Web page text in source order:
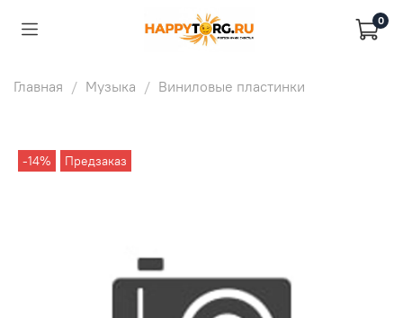
0
Главная Музыка Виниловые пластинки
-14% Предзаказ